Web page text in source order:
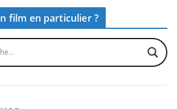
film en particulier ?